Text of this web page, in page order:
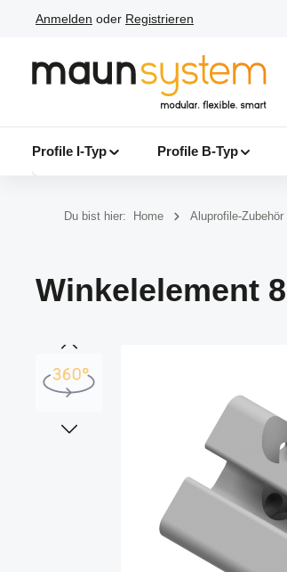
Hauptinhalt springen
Zur Suche springen
Zur Hauptnavigation springen
Anmelden oder Registrieren
Profile I-Typ Profile B-Typ
Du bist hier: Home Aluprofile-Zubehör
Winkelelement